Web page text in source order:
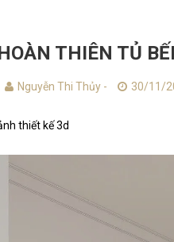
THIÊN TỦ
Nguyễn Thi Thủy - 30/11/
thiết kế 3d